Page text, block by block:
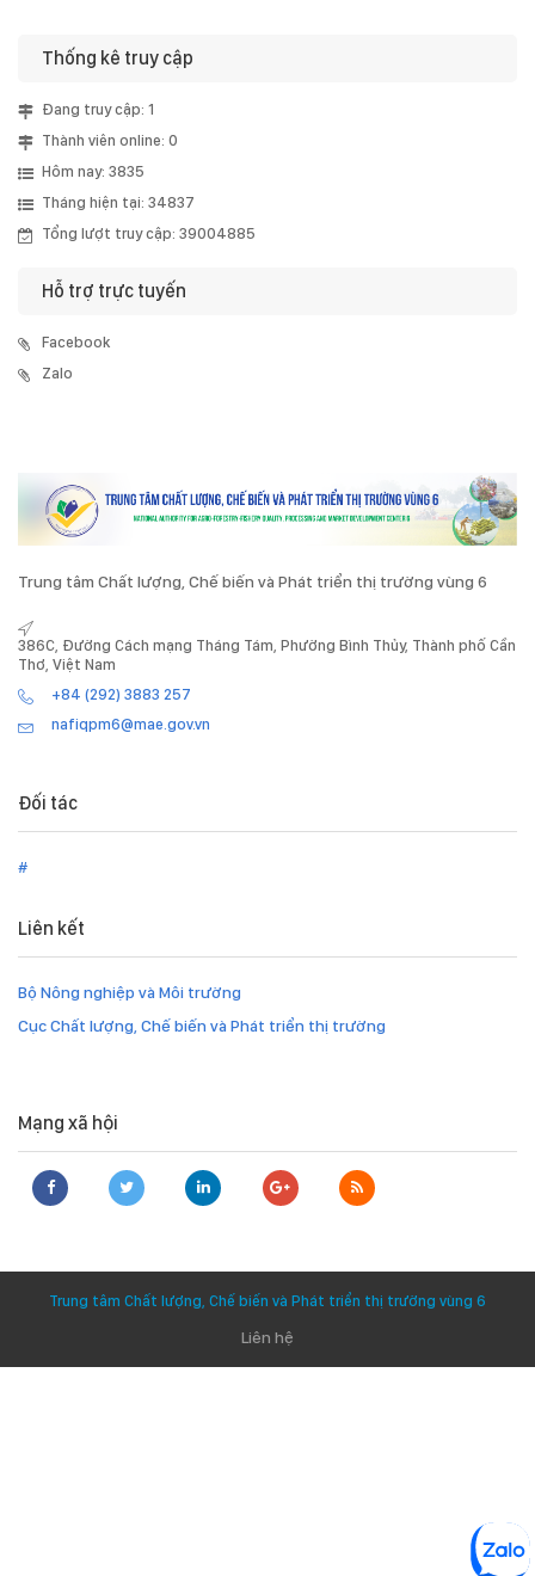
Thống kê truy cập
Đang truy cập: 1
Thành viên online: 0
Hôm nay: 3835
Tháng hiện tại: 34837
Tổng lượt truy cập: 39004885
Hỗ trợ trực tuyến
Facebook
Zalo
Trung tâm Chất lượng, Chế biến và Phát triển thị trường vùng 6
386C, Đường Cách mạng Tháng Tám, Phường Bình Thủy, Thành phố Cần
Thơ, Việt Nam
+84 (292) 3883 257
nafiqpm6@mae.gov.vn
Đối tác
#
Liên kết
Bộ Nông nghiệp và Môi trường
Cục Chất lượng, Chế biến và Phát triển thị trường
Mạng xã hội
Trung tâm Chất lượng, Chế biến và Phát triển thị trường vùng 6
Liên hệ